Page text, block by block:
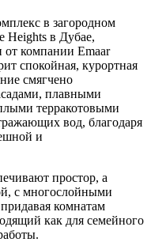
в загородном
Heights в Дубае,
от компании Emaar
спокойная, курортная
смягчено
плавными
терракотовыми
вод, благодаря
и
простор, а
с многослойными
комнатам
как для семейного